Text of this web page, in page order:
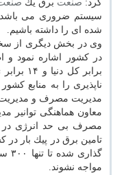
كرد: صنعت برق یك
سیستم ضروری می باشد
شده ای را داشته باشیم.
وی در بخش دیگری از
در كشور اشاره نمود و
برابر
ناپذیری را به منابع
مدیریت مصرف و مدیریت
معاون هماهنگی
مصرف بی حد انرژی در
مواجه نشوند.